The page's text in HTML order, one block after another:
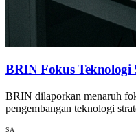
BRIN Fokus
BRIN dilaporkan menaruh
pengembangan teknologi
SA